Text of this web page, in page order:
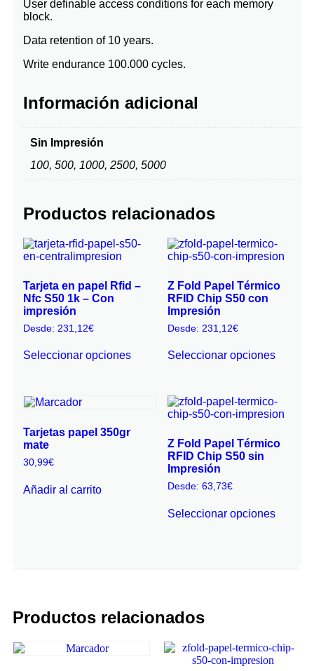
User definable access conditions for each memory
block.
Data retention of 10 years.
Write endurance 100.000 cycles.
Información adicional
Sin Impresión
100, 500, 1000, 2500, 5000
Productos relacionados
Tarjeta en papel Rfid –
Nfc S50 1k – Con
impresión
Desde: 231,12€
Seleccionar opciones
Z Fold Papel Térmico
RFID Chip S50 con
Impresión
Desde: 231,12€
Seleccionar opciones
Tarjetas papel 350gr
mate
30,99€
Añadir al carrito
Z Fold Papel Térmico
RFID Chip S50 sin
Impresión
Desde:63,73€
Seleccionar opciones
Productos relacionados